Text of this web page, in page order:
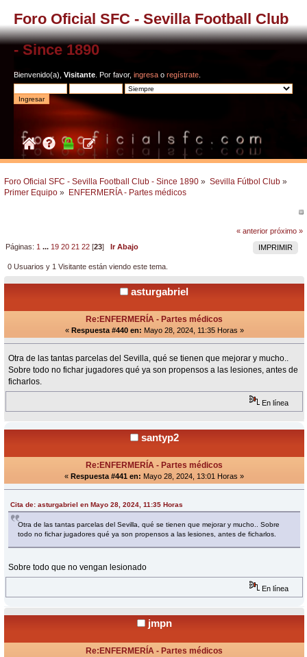
Foro Oficial SFC - Sevilla Football Club
- Since 1890
Bienvenido(a), Visitante . Por favor, ingresa o regístrate
Foro Oficial SFC - Sevilla Football Club - Since 1890 » Sevilla Fútbol Club »
Primer Equipo » ENFERMERÍA - Partes médicos
« anterior próximo »
IMPRIMIR
Páginas: 1 ... 19 20 21 22 [23]Ir Abajo
0 Usuarios y 1 Visitante están viendo este tema.
asturgabriel
Re:ENFERMERÍA - Partes médicos
« Respuesta #440 en: Mayo 28, 2024, 11:35 Horas »
Otra de las tantas parcelas del Sevilla, qué se tienen que mejorar y mucho..
Sobre todo no fichar jugadores qué ya son propensos a las lesiones, antes de
ficharlos.
En línea
santyp2
Re:ENFERMERÍA - Partes médicos
« Respuesta #441 en: Mayo 28, 2024, 13:01 Horas »
Cita de: asturgabriel en Mayo 28, 2024, 11:35 Horas
Otra de las tantas parcelas del Sevilla, qué se tienen que mejorar y mucho.. Sobre
todo no fichar jugadores qué ya son propensos a las lesiones, antes de ficharlos.
Sobre todo que no vengan lesionado
En línea
jmpn
Re:ENFERMERÍA - Partes médicos